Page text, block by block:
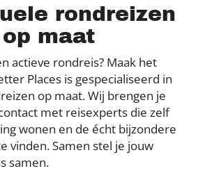
rondreizen
op maat
actieve rondreis? Maak het
Places is gespecialiseerd in
op maat. Wij brengen je
met reisexperts die zelf
wonen en de écht bijzondere
vinden. Samen stel je jouw
samen.